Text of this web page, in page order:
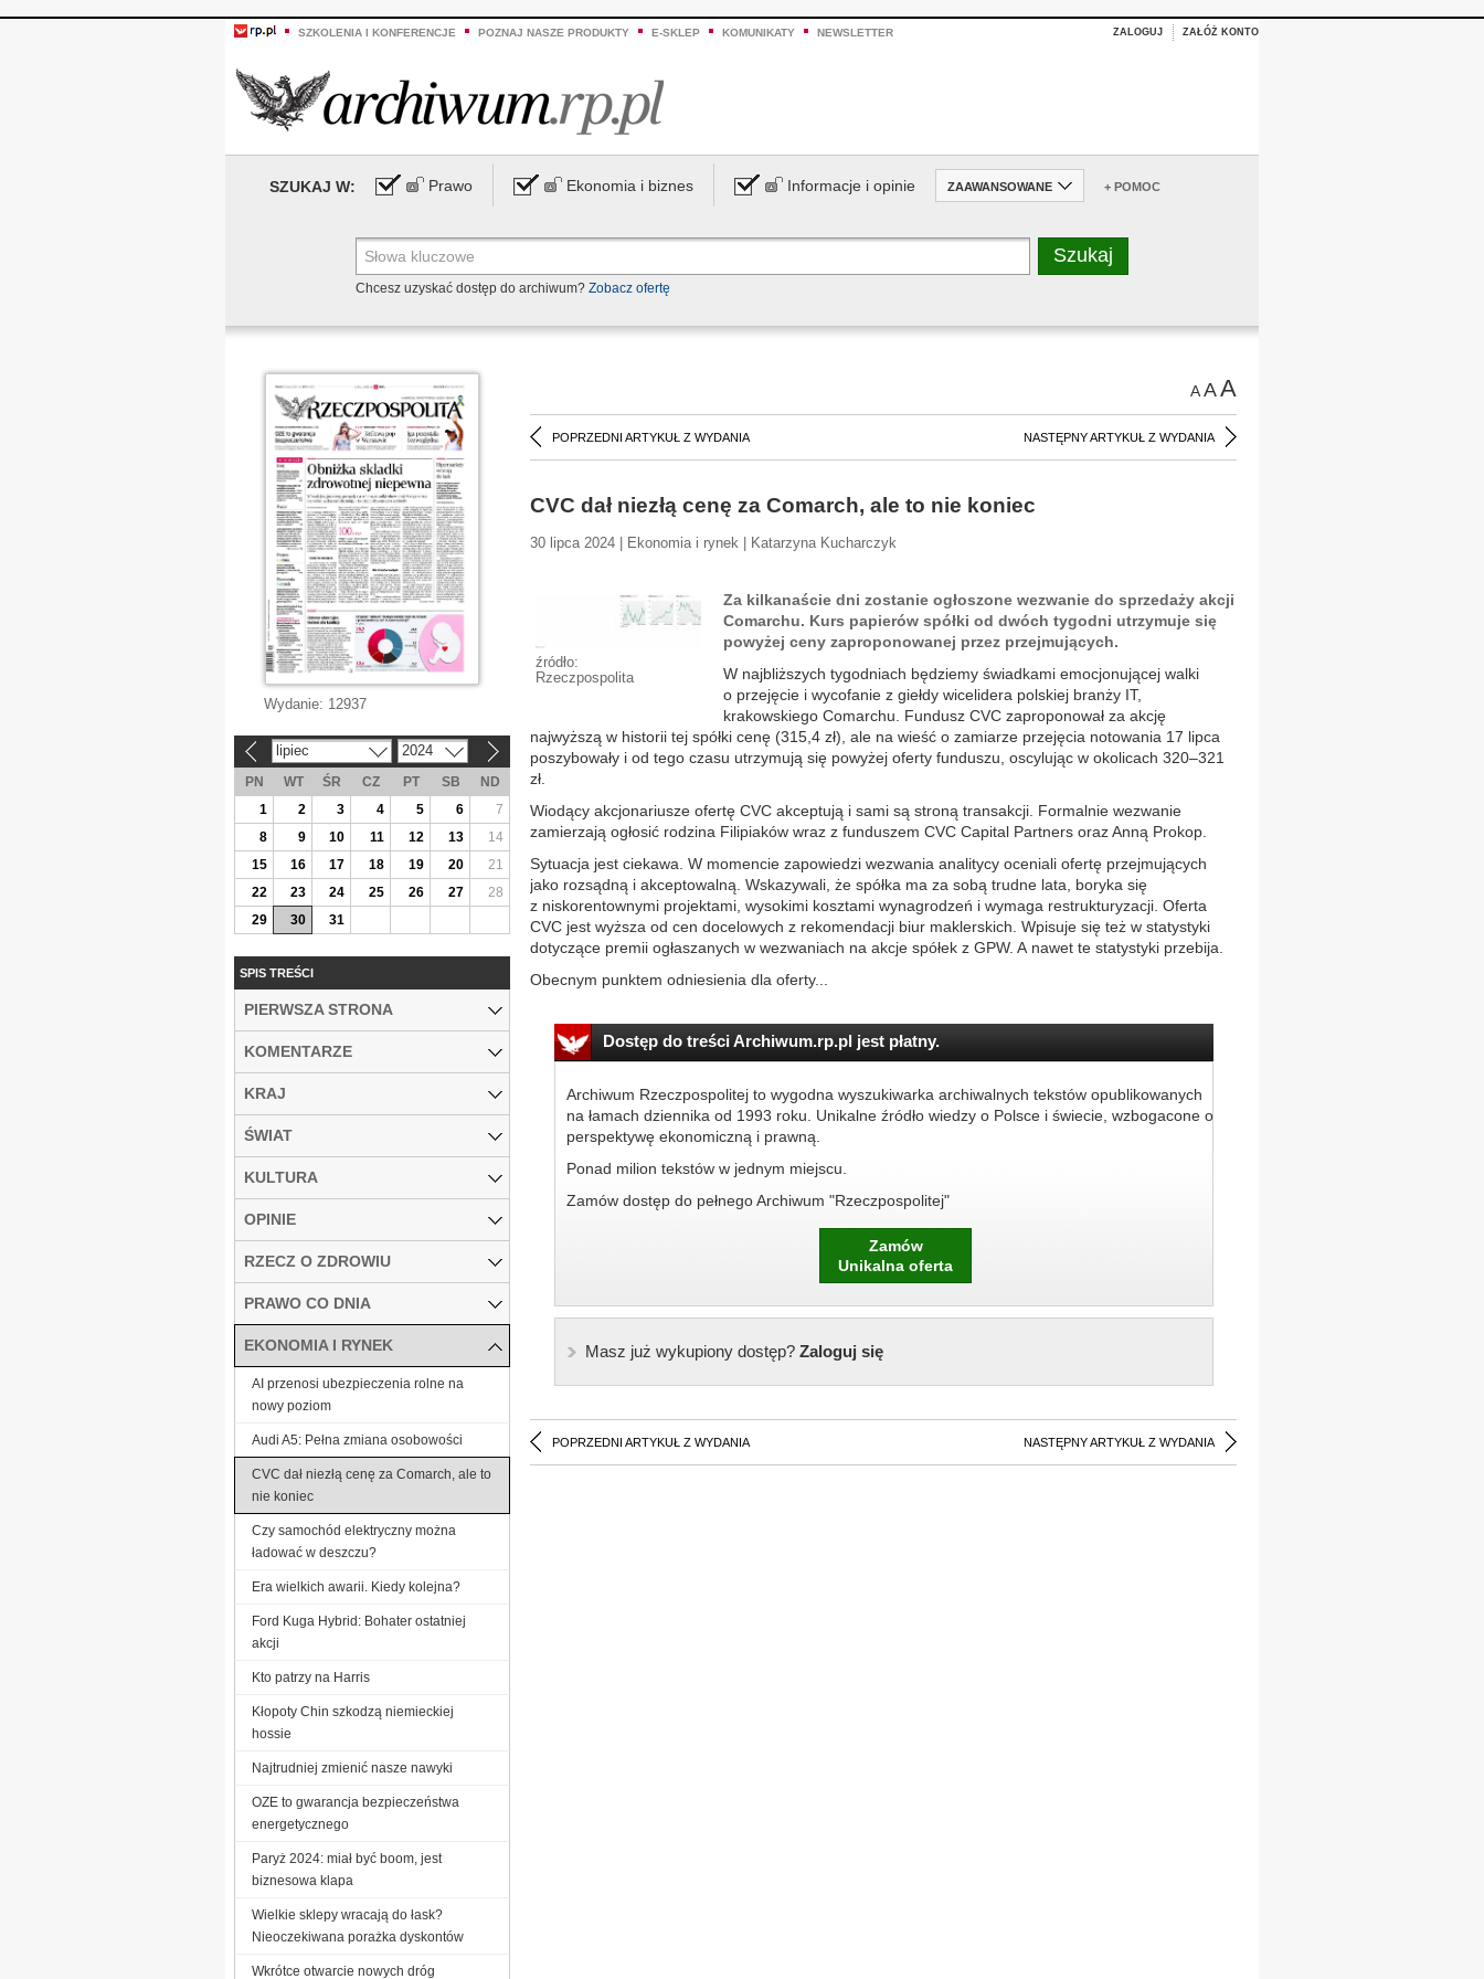
SZKOLENIA I KONFERENCJE POZNAJ NASZE PRODUKTY E-SKLEP KOMUNIKATY NEWSLETTER ZALOGUJ ZAŁÓŻ KONTO
SZUKAJ W: Prawo Ekonomia i biznes Informacje i opinie ZAAWANSOWANE + POMOC
Chcesz uzyskać dostęp do archiwum? Zobacz ofertę
AAA
POPRZEDNI ARTYKUŁ Z WYDANIA NASTĘPNY ARTYKUŁ Z WYDANIA
CVC dał niezłą cenę za Comarch, ale to nie koniec
30 lipca 2024 | Ekonomia i rynek | Katarzyna Kucharczyk
źródło:
Rzeczpospolita
Za kilkanaście dni zostanie ogłoszone wezwanie do sprzedaży akcji
Comarchu. Kurs papierów spółki od dwóch tygodni utrzymuje się
powyżej ceny zaproponowanej przez przejmujących.
W najbliższych tygodniach będziemy świadkami emocjonującej walki
o przejęcie i wycofanie z giełdy wicelidera polskiej branży IT,
krakowskiego Comarchu. Fundusz CVC zaproponował za akcję
najwyższą w historii tej spółki cenę (315,4 zł), ale na wieść o zamiarze przejęcia notowania 17 lipca
poszybowały i od tego czasu utrzymują się powyżej oferty funduszu, oscylując w okolicach 320–321
zł.
Wiodący akcjonariusze ofertę CVC akceptują i sami są stroną transakcji. Formalnie wezwanie
zamierzają ogłosić rodzina Filipiaków wraz z funduszem CVC Capital Partners oraz Anną Prokop.
Sytuacja jest ciekawa. W momencie zapowiedzi wezwania analitycy oceniali ofertę przejmujących
jako rozsądną i akceptowalną. Wskazywali, że spółka ma za sobą trudne lata, boryka się
z niskorentownymi projektami, wysokimi kosztami wynagrodzeń i wymaga restrukturyzacji. Oferta
CVC jest wyższa od cen docelowych z rekomendacji biur maklerskich. Wpisuje się też w statystyki
dotyczące premii ogłaszanych w wezwaniach na akcje spółek z GPW. A nawet te statystyki przebija.
Obecnym punktem odniesienia dla oferty...
Dostęp do treści Archiwum.rp.pl jest płatny.
Archiwum Rzeczpospolitej to wygodna wyszukiwarka archiwalnych tekstów opublikowanych
na łamach dziennika od 1993 roku. Unikalne źródło wiedzy o Polsce i świecie, wzbogacone o
perspektywę ekonomiczną i prawną.
Ponad milion tekstów w jednym miejscu.
Zamów dostęp do pełnego Archiwum "Rzeczpospolitej"
Zamów
Unikalna oferta
Masz już wykupiony dostęp?Zaloguj się
POPRZEDNI ARTYKUŁ Z WYDANIA NASTĘPNY ARTYKUŁ Z WYDANIA
Wydanie: 12937
lipiec 2024
PN WT ŚR CZ PT SB
ND
1
2 3 4 5 6
7
8
9 10 11 12 13
14
15
16 17 18 19 20
21
22
23 24 25 26 27
28
29
30 31
SPIS TREŚCI
PIERWSZA STRONA
KOMENTARZE
KRAJ
ŚWIAT
KULTURA
OPINIE
RZECZ O ZDROWIU
PRAWO CO DNIA
EKONOMIA I RYNEK
AI przenosi ubezpieczenia rolne na
nowy poziom
Audi A5: Pełna zmiana osobowości
CVC dał niezłą cenę za Comarch, ale to
nie koniec
Czy samochód elektryczny można
ładować w deszczu?
Era wielkich awarii. Kiedy kolejna?
Ford Kuga Hybrid: Bohater ostatniej
akcji
Kto patrzy na Harris
Kłopoty Chin szkodzą niemieckiej
hossie
Najtrudniej zmienić nasze nawyki
OZE to gwarancja bezpieczeństwa
energetycznego
Paryż 2024: miał być boom, jest
biznesowa klapa
Wielkie sklepy wracają do łask?
Nieoczekiwana porażka dyskontów
Wkrótce otwarcie nowych dróg